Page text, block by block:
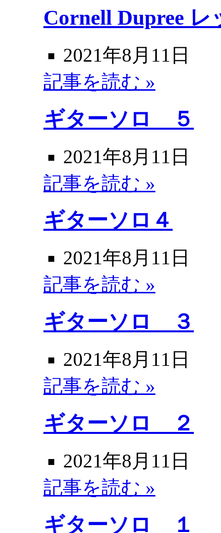
Cornell Dupree レ
2021年8月11日
記事を読む »
ギターソロ ５
2021年8月11日
記事を読む »
ギターソロ４
2021年8月11日
記事を読む »
ギターソロ ３
2021年8月11日
記事を読む »
ギターソロ ２
2021年8月11日
記事を読む »
ギターソロ １